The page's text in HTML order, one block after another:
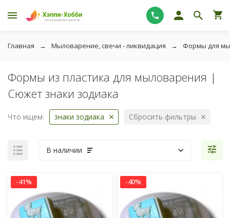
Главная Мыловарение, свечи - ликвидация Формы для
Формы из пластика для мыловарения |
Сюжет знаки зодиака
Что ищем: знаки зодиака Сбросить фильтры
В наличии
-41% -40%